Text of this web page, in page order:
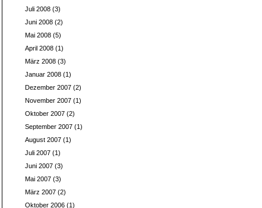
Juli 2008(3)
Juni 2008(2)
Mai 2008(5)
April 2008(1)
März 2008(3)
Januar 2008(1)
Dezember 2007(2)
November 2007(1)
Oktober 2007(2)
September 2007(1)
August 2007(1)
Juli 2007(1)
Juni 2007(3)
Mai 2007(3)
März 2007(2)
Oktober 2006(1)